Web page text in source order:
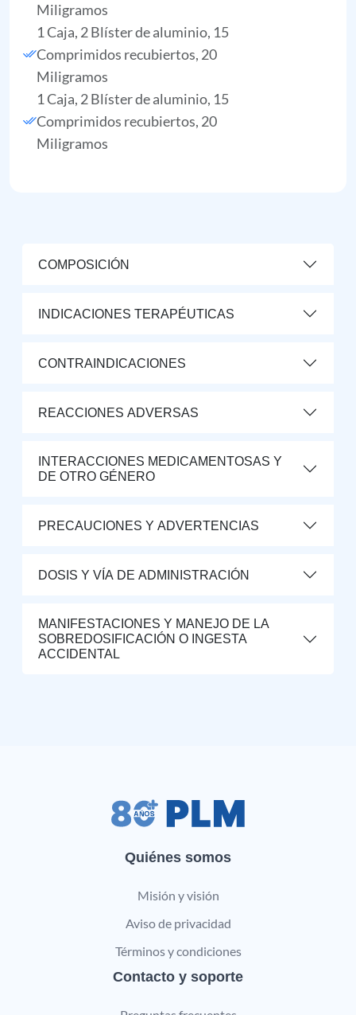
Miligramos
1 Caja, 2 Blíster de aluminio, 15
Comprimidos recubiertos, 20
Miligramos
1 Caja, 2 Blíster de aluminio, 15
Comprimidos recubiertos, 20
Miligramos
COMPOSICIÓN
INDICACIONES TERAPÉUTICAS
CONTRAINDICACIONES
REACCIONES ADVERSAS
INTERACCIONES MEDICAMENTOSAS Y
DE OTRO GÉNERO
PRECAUCIONES Y ADVERTENCIAS
DOSIS Y VÍA DE ADMINISTRACIÓN
MANIFESTACIONES Y MANEJO DE LA
SOBREDOSIFICACIÓN O INGESTA
ACCIDENTAL
Quiénes somos
Misión y visión
Aviso de privacidad
Términos y condiciones
Contacto y soporte